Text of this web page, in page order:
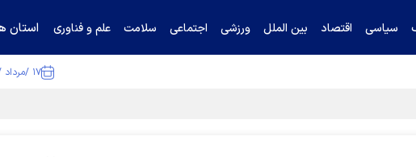
سیاسی اقتصاد بین الملل ورزشی اجتماعی سلامت علم و فناوری استان
۱۷ /مرداد /۱۴۰۵
پزشکیان را تکذیب کرد